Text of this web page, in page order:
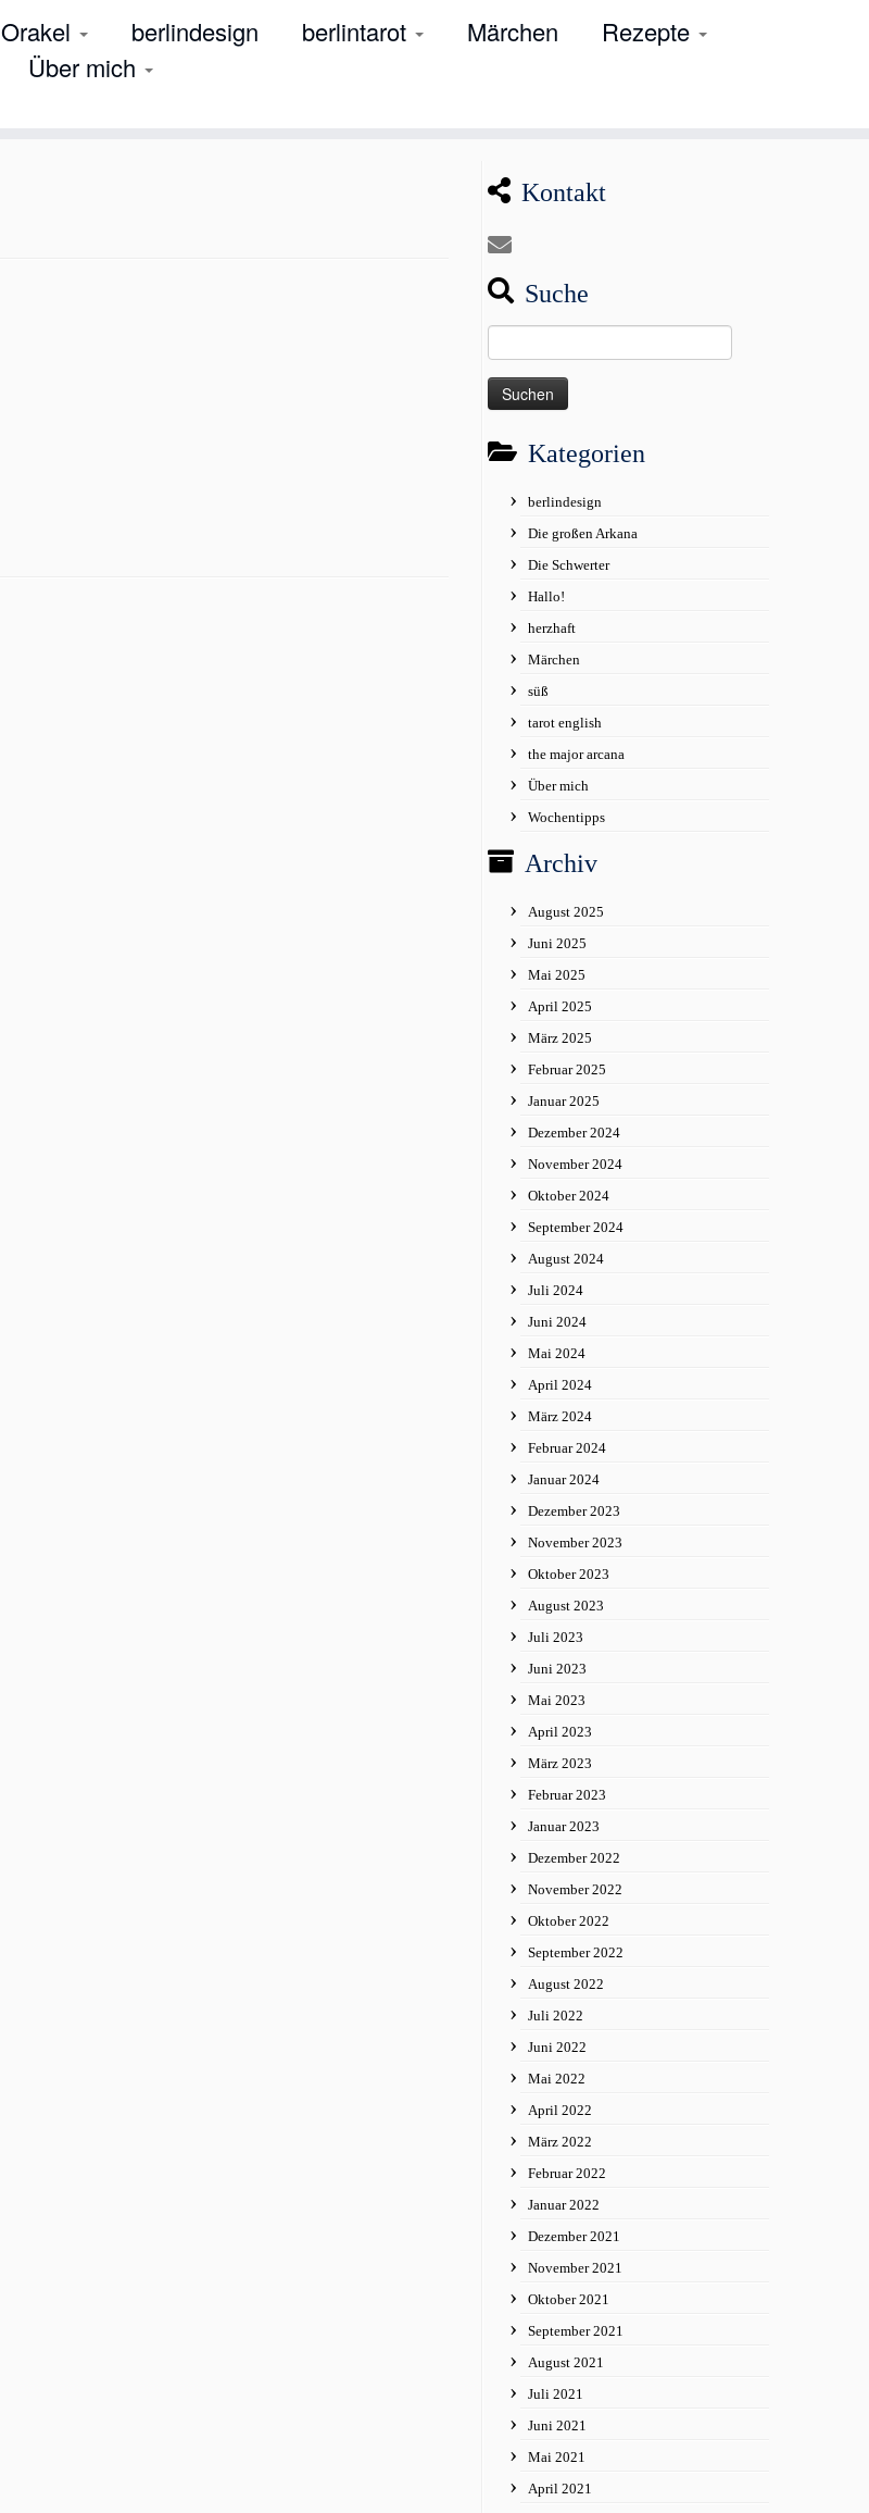
Orakel berlindesign berlintarot Märchen
Rezepte
Über mich
Kontakt
Suche
nach:
Kategorien
berlindesign
Die großen Arkana
Die Schwerter
Hallo!
herzhaft
Märchen
süß
tarot english
the major arcana
Über mich
Wochentipps
Archiv
August 2025
Juni 2025
Mai 2025
April 2025
März 2025
Februar 2025
Januar 2025
Dezember 2024
November 2024
Oktober 2024
September 2024
August 2024
Juli 2024
Juni 2024
Mai 2024
April 2024
März 2024
Februar 2024
Januar 2024
Dezember 2023
November 2023
Oktober 2023
August 2023
Juli 2023
Juni 2023
Mai 2023
April 2023
März 2023
Februar 2023
Januar 2023
Dezember 2022
November 2022
Oktober 2022
September 2022
August 2022
Juli 2022
Juni 2022
Mai 2022
April 2022
März 2022
Februar 2022
Januar 2022
Dezember 2021
November 2021
Oktober 2021
September 2021
August 2021
Juli 2021
Juni 2021
Mai 2021
April 2021